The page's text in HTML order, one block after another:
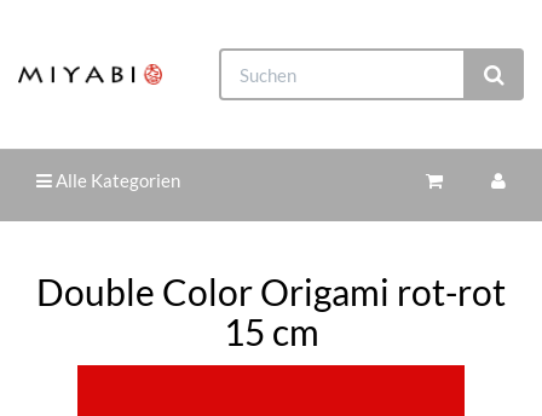
Alle Kategorien
Double Color Origami rot-rot
15 cm